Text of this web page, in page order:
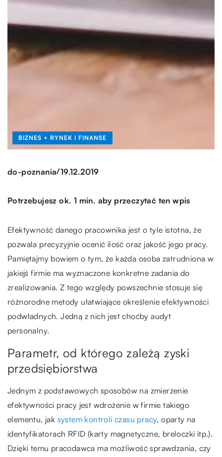
BIZNES + RYNEK I FINANSE
do-poznania/19.12.2019
Potrzebujesz ok. 1 min. aby przeczytać ten wpis
Efektywność danego pracownika jest o tyle istotna, że
pozwala precyzyjnie ocenić ilość oraz jakość jego pracy.
Pamiętajmy bowiem o tym, że każda osoba zatrudniona w
jakiejś firmie ma wyznaczone konkretne zadania do
zrealizowania. Z tego względy powszechnie stosuje się
różnorodne metody ułatwiające określenie efektywności
podwładnych. Jedną z nich jest choćby audyt
personalny.
Parametr, od którego zależą zyski
przedsiębiorstwa
Jednym z podstawowych sposobów na zmierzenie
efektywności pracy jest wdrożenie w firmie takiego
elementu, jak system kontroli czasu pracy, oparty na
identyfikatorach RFID (karty magnetyczne, breloczki itp.).
Dzięki temu pracodawca ma możliwość sprawdzania, czy